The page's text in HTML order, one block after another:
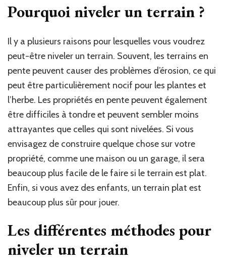
Pourquoi niveler un terrain ?
Il y a plusieurs raisons pour lesquelles vous voudrez
peut-être niveler un terrain. Souvent, les terrains en
pente peuvent causer des problèmes d’érosion, ce qui
peut être particulièrement nocif pour les plantes et
l’herbe. Les propriétés en pente peuvent également
être difficiles à tondre et peuvent sembler moins
attrayantes que celles qui sont nivelées. Si vous
envisagez de construire quelque chose sur votre
propriété, comme une maison ou un garage, il sera
beaucoup plus facile de le faire si le terrain est plat.
Enfin, si vous avez des enfants, un terrain plat est
beaucoup plus sûr pour jouer.
Les différentes méthodes pour
niveler un terrain